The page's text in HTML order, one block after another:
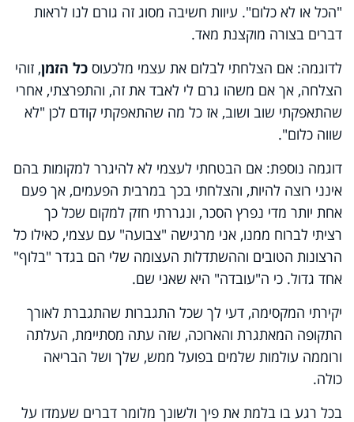
"הכל או לא כלום". עיוות חשיבה מסוג זה גורם לנו לראות
דברים בצורה מוקצנת מאד.
לדוגמה: אם הצלחתי לבלום את עצמי מלכעוס כל הזמן, זוהי
הצלחה, אך אם משהו גרם לי לאבד את זה, והתפרצתי, אחרי
שהתאפקתי שוב ושוב, אז כל מה שהתאפקתי קודם לכן "לא
שווה כלום".
דוגמה נוספת: אם הבטחתי לעצמי לא להיגרר למקומות בהם
אינני רוצה להיות, והצלחתי בכך במרבית הפעמים, אך פעם
אחת יותר מדי נפרץ הסכר, ונגררתי חזק למקום שכל כך
רציתי לברוח ממנו, אני מרגישה "צבועה" עם עצמי, כאילו כל
הרצונות הטובים וההשתדלות העצומה שלי הם בגדר "בלוף"
אחד גדול. כי ה"עובדה" היא שאני שם.
יקירתי המקסימה, דעי לך שכל התגברות שהתגברת לאורך
התקופה המאתגרת והארוכה, שזה עתה מסתיימת, העלתה
ורוממה עולמות שלמים בפועל ממש, שלך ושל הבריאה
כולה.
בכל רגע בו בלמת את פיך ולשונך מלומר דברים שעמדו על